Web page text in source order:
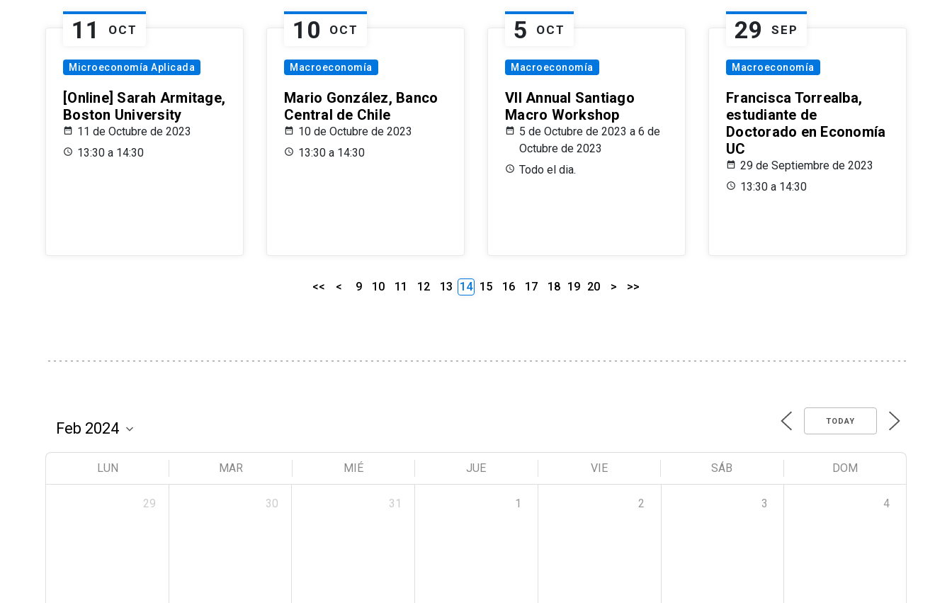
11 OCT
Microeconomía Aplicada
[Online] Sarah Armitage,
Boston University
11 de Octubre de 2023
13:30 a 14:30
10 OCT
Macroeconomía
Mario González, Banco
Central de Chile
10 de Octubre de 2023
13:30 a 14:30
5 OCT
Macroeconomía
VII Annual Santiago
Macro Workshop
5 de Octubre de 2023 a 6 de
Octubre de 2023
Todo el dia.
29 SEP
Macroeconomía
Francisca Torrealba,
estudiante de
Doctorado en Economía
UC
29 de Septiembre de 2023
13:30 a 14:30
<< < 9 10 11 12 13 14 15 16 17 18 19 20 > >>
TODAY
LUN MAR MIÉ JUE VIE SÁB DOM
29 30 31 1 2 3 4